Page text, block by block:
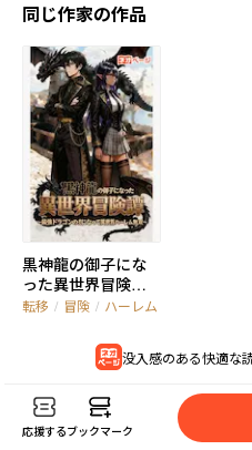
同じ作家の作品
黒神龍の御子にな
った異世界冒険譚
～最強ドラゴンの
ハーレム無双～
転移 / 冒険 / ハーレム
没入感のある快適な
応援するブックマーク